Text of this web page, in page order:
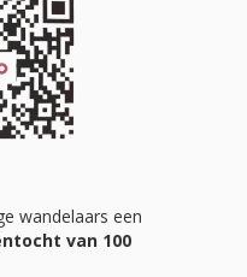
wandelaars een
van 100